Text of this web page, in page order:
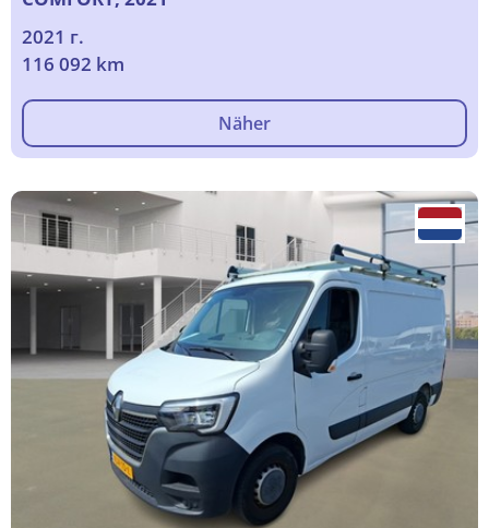
2021 г.
116 092 km
Näher